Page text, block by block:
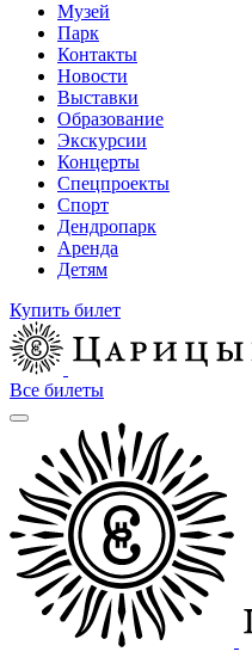
Музей
Парк
Контакты
Новости
Выставки
Образование
Экскурсии
Концерты
Спецпроекты
Спорт
Дендропарк
Аренда
Детям
Купить билет
Все билеты